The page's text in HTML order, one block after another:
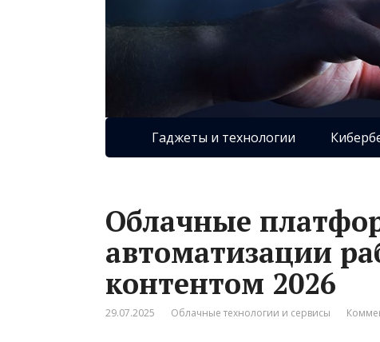
Гаджеты и технологии
Облачные
автоматизации
контентом 2026
29.07.2025 Облачные технологии и сервисы